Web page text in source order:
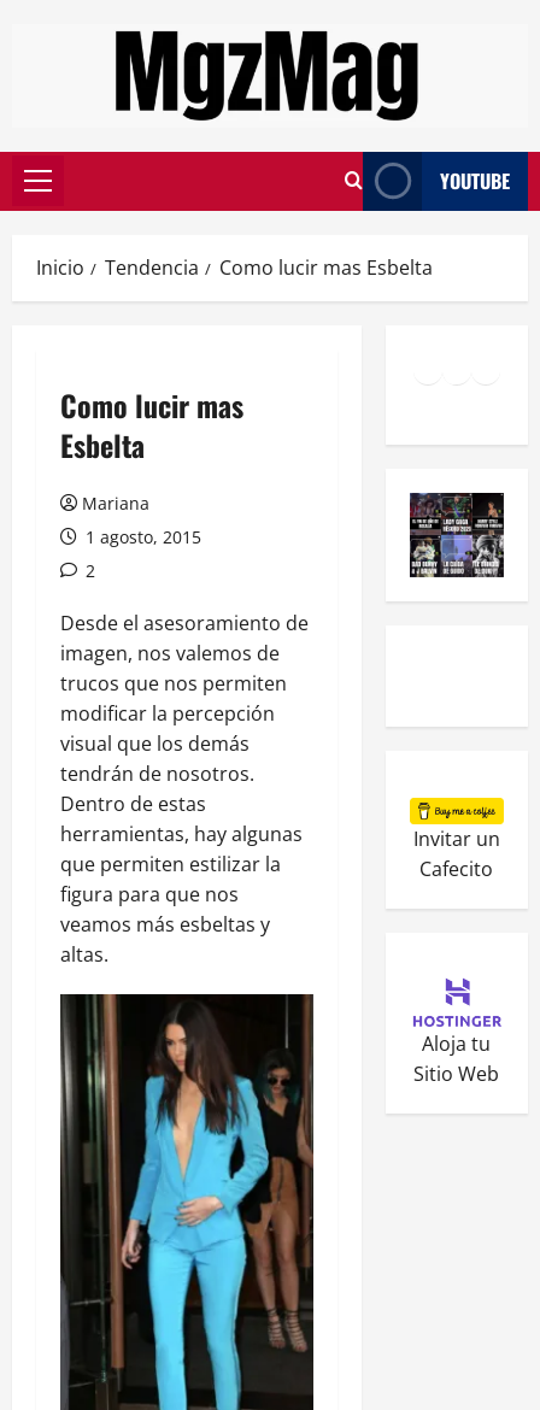
YOUTUBE
Inicio Tendencia Como lucir mas Esbelta
Como lucir mas
Esbelta
Mariana
1 agosto, 2015
2
Desde el asesoramiento de
imagen, nos valemos de
trucos que nos permiten
modificar la percepción
visual que los demás
tendrán de nosotros.
Dentro de estas
herramientas, hay algunas
que permiten estilizar la
figura para que nos
veamos más esbeltas y
altas.
Invitar un
Cafecito
Aloja tu
Sitio Web